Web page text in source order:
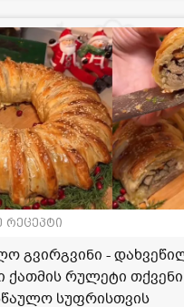
რეცეპტი
გვირგვინი -
ქათმის რულეტი თქვენი
სუფრისთვის